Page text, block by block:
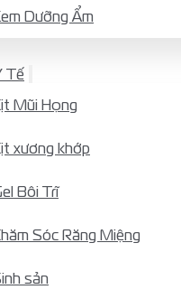
Dưỡng Ẩm
Tế
Mũi Họng
xương khớp
Bôi Trĩ
Sóc Răng Miệng
sản